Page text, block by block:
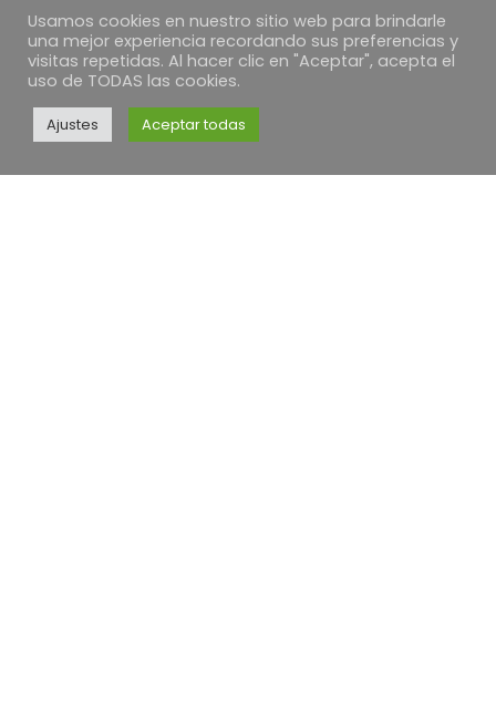
Usamos cookies en nuestro sitio web para brindarle
una mejor experiencia recordando sus preferencias y
visitas repetidas. Al hacer clic en "Aceptar", acepta el
uso de TODAS las cookies.
Ajustes Aceptar todas